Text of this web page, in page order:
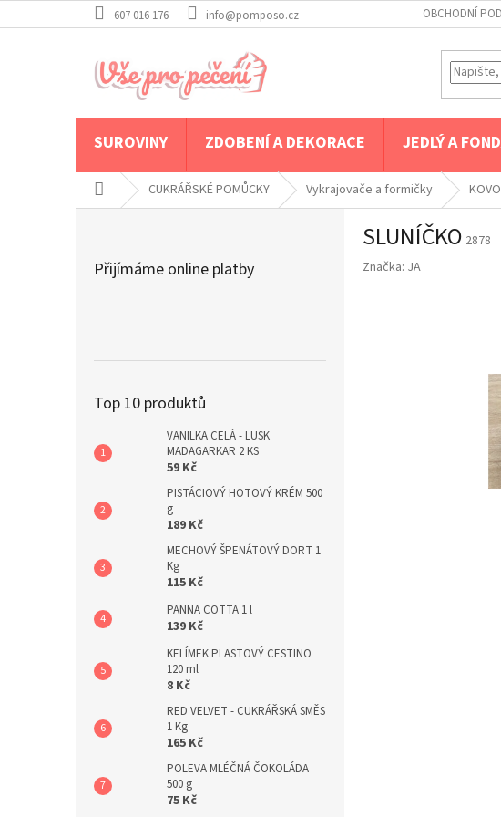
na
607 016 176 info@pomposo.cz OBCHODNÍ
SUROVINY ZDOBENÍ A DEKORACE JEDLÝ A
Domů CUKRÁŘSKÉ POMŮCKY Vykrajovače a formičky
Přijímáme online platby
Top 10 produktů
VANILKA CELÁ - LUSK
MADAGARKAR 2 KS
59 Kč
PISTÁCIOVÝ HOTOVÝ KRÉM 500
g
189 Kč
MECHOVÝ ŠPENÁTOVÝ DORT 1
Kg
115 Kč
PANNA COTTA 1 l
139 Kč
KELÍMEK PLASTOVÝ CESTINO
120 ml
8 Kč
RED VELVET - CUKRÁŘSKÁ SMĚS
1 Kg
165 Kč
POLEVA MLÉČNÁ ČOKOLÁDA
500 g
75 Kč
SLUNÍČKO 2878
Značka: JA